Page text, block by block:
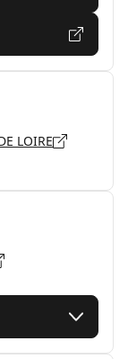
LOIRE